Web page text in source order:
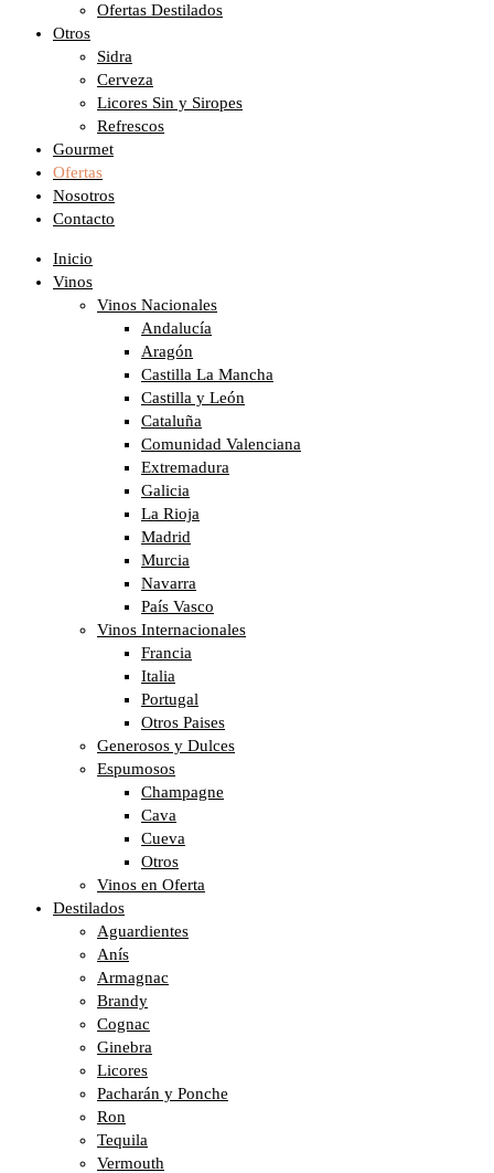
Ofertas Destilados
Otros
Sidra
Cerveza
Licores Sin y Siropes
Refrescos
Gourmet
Ofertas
Nosotros
Contacto
Inicio
Vinos
Vinos Nacionales
Andalucía
Aragón
Castilla La Mancha
Castilla y León
Cataluña
Comunidad Valenciana
Extremadura
Galicia
La Rioja
Madrid
Murcia
Navarra
País Vasco
Vinos Internacionales
Francia
Italia
Portugal
Otros Paises
Generosos y Dulces
Espumosos
Champagne
Cava
Cueva
Otros
Vinos en Oferta
Destilados
Aguardientes
Anís
Armagnac
Brandy
Cognac
Ginebra
Licores
Pacharán y Ponche
Ron
Tequila
Vermouth